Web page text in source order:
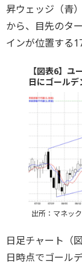
昇ウェッジ（青
から、目先のタ
インが位置する
【図表6】
日にゴールデ
出所：マネッ
日足チャート（
日時点でゴール